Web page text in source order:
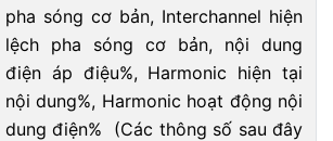
pha sóng cơ bản, Interchannel hiện
lệch pha sóng cơ bản, nội dung
điện áp điệu%, Harmonic hiện tại
nội dung%, Harmonic hoạt động nội
dung điện% (Các thông số sau đây